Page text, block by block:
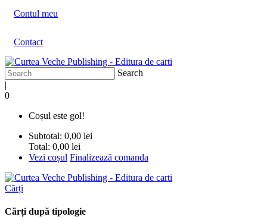
Contul meu
Contact
Search
|
0
Coșul este gol!
Subtotal: 0,00 lei
Total: 0,00 lei
Vezi coșul Finalizează comanda
Cărți
Cărți după tipologie